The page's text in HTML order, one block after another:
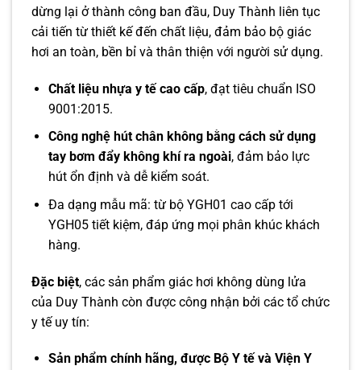
dừng lại ở thành công ban đầu, Duy Thành liên tục
cải tiến từ thiết kế đến chất liệu, đảm bảo bộ giác
hơi an toàn, bền bỉ và thân thiện với người sử dụng.
Chất liệu nhựa y tế cao cấp, đạt tiêu chuẩn ISO
9001:2015.
Công nghệ hút chân không bằng cách sử dụng
tay bơm đẩy không khí ra ngoài, đảm bảo lực
hút ổn định và dễ kiểm soát.
Đa dạng mẫu mã: từ bộ YGH01 cao cấp tới
YGH05 tiết kiệm, đáp ứng mọi phân khúc khách
hàng.
Đặc biệt, các sản phẩm giác hơi không dùng lửa
của Duy Thành còn được công nhận bởi các tổ chức
y tế uy tín:
Sản phẩm chính hãng, được Bộ Y tế và Viện Y